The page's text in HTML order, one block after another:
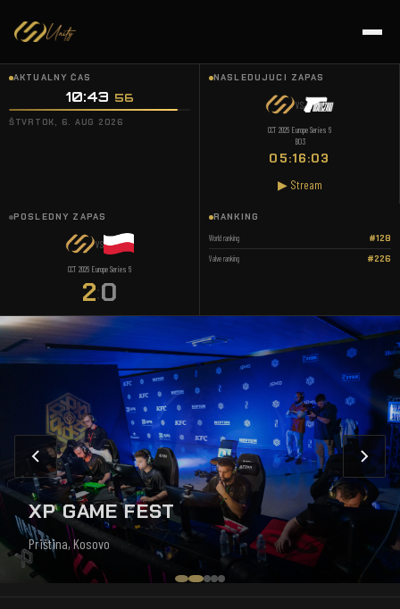
AKTUÁLNY ČAS
10:43 56
ŠTVRTOK, 6. AUG 2026
NASLEDUJÚCI ZÁPAS
VS
CCT 2026 Europe Series 6
BO3
05:16:03
▶ Stream
POSLEDNÝ ZÁPAS
VS
CCT 2026 Europe Series 6
2:0
RANKING
World ranking #128
Valve ranking #226
XP GAME FEST
Priština, Kosovo